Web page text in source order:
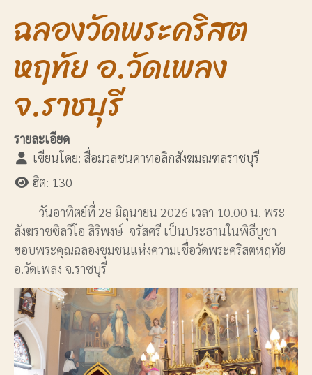
ฉลองวัดพระคริสต
หฤทัย อ.วัดเพลง
จ.ราชบุรี
รายละเอียด
เขียนโดย: สื่อมวลชนคาทอลิกสังฆมณฑลราชบุรี
ฮิต: 130
วันอาทิตย์ที่ 28 มิถุนายน 2026 เวลา 10.00 น. พระ
สังฆราชซิลวีโอ สิริพงษ์ จรัสศรี เป็นประธานในพิธีบูชา
ขอบพระคุณฉลองชุมชนแห่งความเชื่อวัดพระคริสตหฤทัย
อ.วัดเพลง จ.ราชบุรี